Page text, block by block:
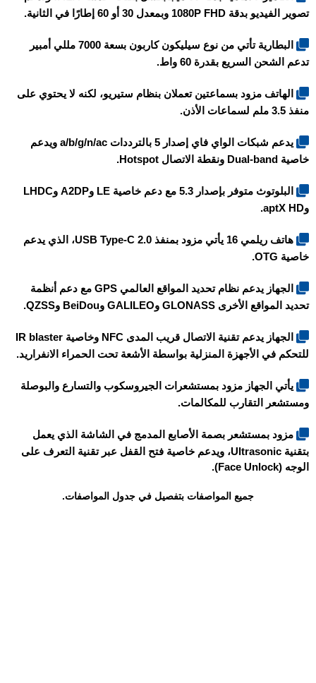
تصوير الفيديو بدقة 1080P FHD وبمعدل 30 أو 60 إطارًا في الثانية.
البطارية تأتي من نوع سيليكون كاربون بسعة 7000 مللي أمبير
تدعم الشحن السريع بقدرة 60 واط.
الهاتف مزود بسماعتين تعملان بنظام ستيريو، لكنه لا يحتوي على
منفذ 3.5 ملم لسماعات الأذن.
يدعم شبكات الواي فاي إصدار 5 بالترددات a/b/g/n/ac ويدعم
خاصية Dual-band ونقطة الاتصال Hotspot.
البلوتوث متوفر بإصدار 5.3 مع دعم خاصية LE وA2DP وLHDC
وaptX HD.
هاتف ريلمي 16
يأتي مزود بمنفذ USB Type-C 2.0، الذي يدعم
خاصية OTG.
الجهاز يدعم نظام تحديد المواقع العالمي GPS مع دعم أنظمة
تحديد المواقع الأخرى GLONASS وGALILEO وBeiDou وQZSS.
الجهاز يدعم تقنية الاتصال قريب المدى NFC وخاصية IR blaster
للتحكم في الأجهزة المنزلية بواسطة الأشعة تحت الحمراء الانفراريد.
يأتي الجهاز مزود بمستشعرات الجيروسكوب والتسارع والبوصلة
ومستشعر التقارب للمكالمات.
مزود بمستشعر بصمة الأصابع المدمج في الشاشة الذي يعمل
بتقنية Ultrasonic، ويدعم خاصية فتح القفل عبر تقنية التعرف على
الوجه (Face Unlock).
جميع المواصفات بتفصيل في جدول المواصفات.